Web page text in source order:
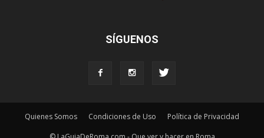
SÍGUENOS
Quienes Somos Condiciones de Uso
Política de Privacidad